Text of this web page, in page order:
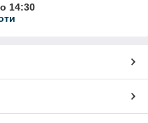
14:30